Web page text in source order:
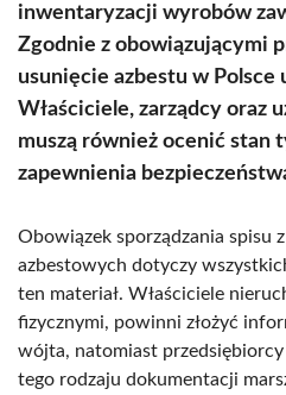
inwentaryzacji wyrobów
Zgodnie z obowiązującymi
usunięcie azbestu w Polsce
Właściciele, zarządcy oraz
muszą również ocenić stan
zapewnienia
Obowiązek sporządzania spisu
azbestowych dotyczy
ten materiał. Właściciele
fizycznymi, powinni złożyć
wójta, natomiast przedsiębiorcy
tego rodzaju dokumentacji